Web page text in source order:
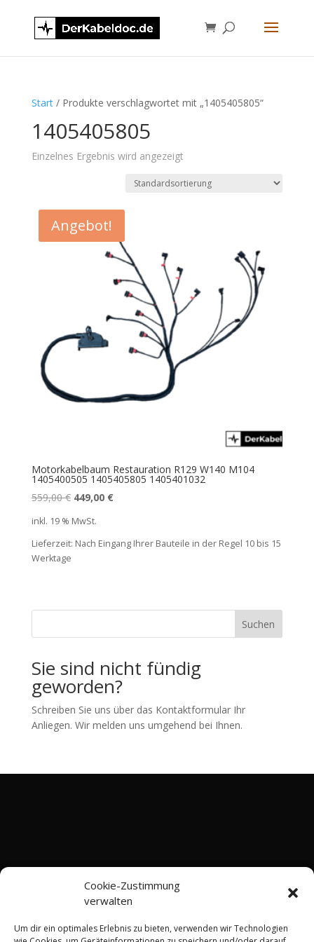
Cookie-Zustimmung
verwalten
Um dir ein optimales Erlebnis zu bieten, verwenden wir Technologien
Start/ Produkte verschlagwortet mit „1405405805“
1405405805
Einzelnes Ergebnis wird angezeigt
Angebot!
Motorkabelbaum Restauration R129 W140 M104
1405400505 1405405805 1405401032
559,00€ Ursprünglicher
559,00 €
449,00 €Aktueller
449,00 €.
inkl. 19 % MwSt.
Lieferzeit: Nach Eingang Ihrer Bauteile in der Regel 10 bis 15
Werktage
Suchen
Sie sind nicht fündig
geworden?
Schreiben Sie uns über das Kontaktformular Ihr
Anliegen. Wir melden uns umgehend bei Ihnen.